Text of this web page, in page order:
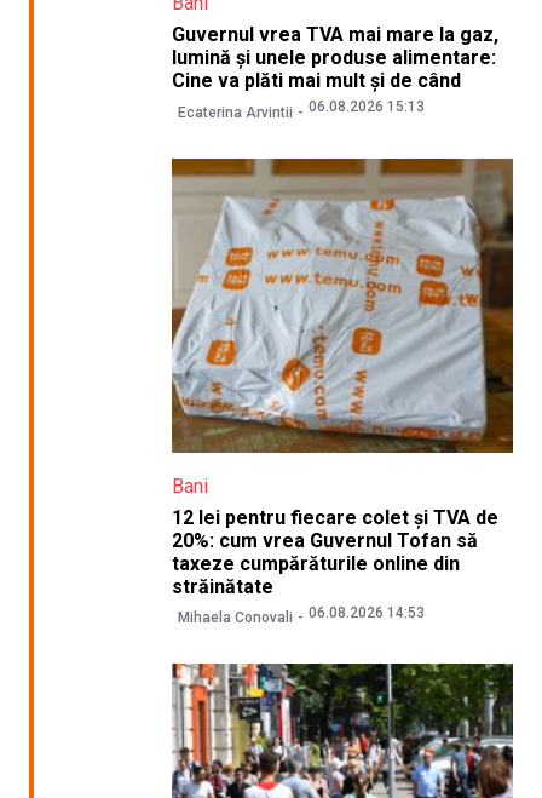
Guvernul vrea TVA mai mare la gaz,
lumină și unele produse alimentare:
Cine va plăti mai mult și de când
Ecaterina Arvintii 06.08.2026 15:13
Bani
12 lei pentru fiecare colet și TVA de
20%: cum vrea Guvernul Tofan să
taxeze cumpărăturile online din
străinătate
Mihaela Conovali 06.08.2026 14:53